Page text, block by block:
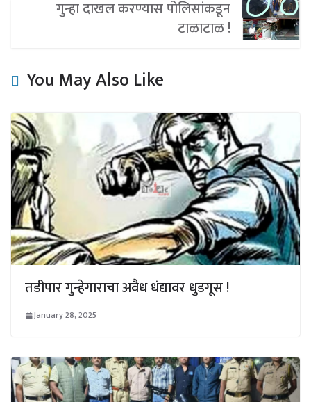
गुन्हा दाखल करण्यास पोलिसांकडून
टाळाटाळ !
You May Also Like
तडीपार गुन्हेगाराचा अवैध धंद्यावर धुडगूस !
January 28, 2025